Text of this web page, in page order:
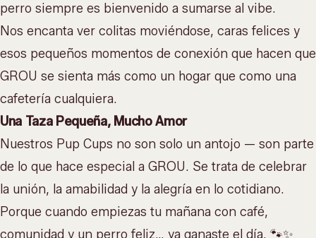
perro siempre es bienvenido a sumarse al vibe.
Nos encanta ver colitas moviéndose, caras felices y
esos pequeños momentos de conexión que hacen que
GROU se sienta más como un hogar que como una
cafetería cualquiera.
Una Taza Pequeña, Mucho Amor
Nuestros Pup Cups no son solo un antojo — son parte
de lo que hace especial a GROU. Se trata de celebrar
la unión, la amabilidad y la alegría en lo cotidiano.
Porque cuando empiezas tu mañana con café,
comunidad y un perro feliz… ya ganaste el día. 🐾✨